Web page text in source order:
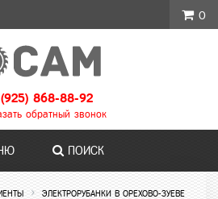
868-88-92
обратный звонок
ПОИСК
ЭЛЕКТРОРУБАНКИ В ОРЕХОВО-ЗУЕВЕ
0